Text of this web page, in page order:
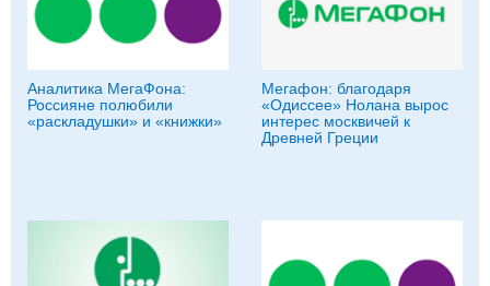
Аналитика МегаФона:
Россияне полюбили
«раскладушки» и «книжки»
Мегафон: благодаря
«Одиссее» Нолана вырос
интерес москвичей к
Древней Греции